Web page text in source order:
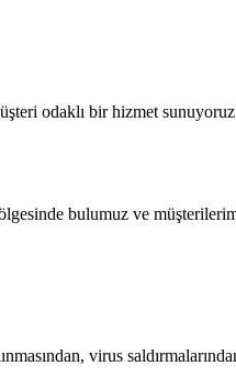
odaklı bir hizmet
bulumuz ve
virus